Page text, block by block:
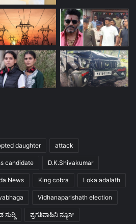
daughter attack
candidate D.K.Shivakumar
News King cobra Loka adalath
Vidhanaparishath election
ಸುದ್ದಿ ಪ್ರಗತಿವಾಹಿನಿ ನ್ಯೂಸ್